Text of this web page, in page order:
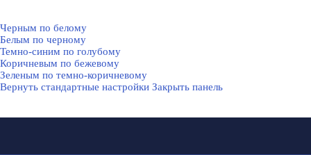
Черным по белому
Белым по черному
Темно-синим по голубому
Коричневым по бежевому
Зеленым по темно-коричневому
Вернуть стандартные настройки Закрыть панель